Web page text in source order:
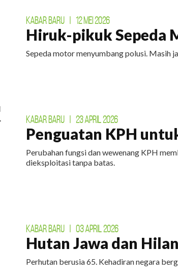
KABAR BARU | 12 MEI 2026
Hiruk-pikuk Sepeda
Sepeda motor menyumbang polusi. Masih
KABAR BARU | 23 APRIL 2026
Penguatan KPH
Perubahan fungsi dan wewenang KPH
dieksploitasi tanpa batas.
KABAR BARU | 03 APRIL 2026
Hutan Jawa dan
Perhutan berusia 65. Kehadiran negara